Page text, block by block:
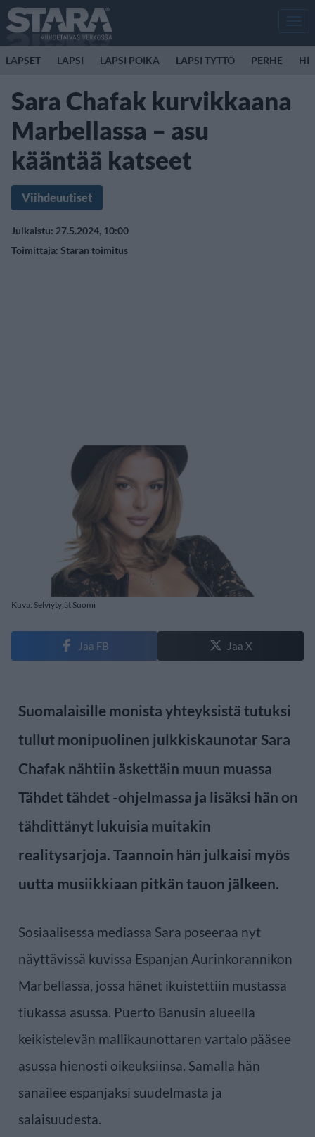
LAPSET LAPSI LAPSI POIKA LAPSI TYTTÖ PERHE
Sara Chafak kurvikkaana
Marbellassa – asu
kääntää katseet
Viihdeuutiset
Julkaistu: 27.5.2024, 10:00
Toimittaja: Staran toimitus
Kuva: Selviytyjät Suomi
Jaa FB Jaa X
Suomalaisille monista yhteyksistä tutuksi
tullut monipuolinen julkkiskaunotar Sara
Chafak nähtiin äskettäin muun muassa
Tähdet tähdet -ohjelmassa ja lisäksi hän on
tähdittänyt lukuisia muitakin
realitysarjoja. Taannoin hän julkaisi myös
uutta musiikkiaan pitkän tauon jälkeen.
Sosiaalisessa mediassa Sara poseeraa nyt
näyttävissä kuvissa Espanjan Aurinkorannikon
Marbellassa, jossa hänet ikuistettiin mustassa
tiukassa asussa. Puerto Banusin alueella
keikistelevän mallikaunottaren vartalo pääsee
asussa hienosti oikeuksiinsa. Samalla hän
sanailee espanjaksi suudelmasta ja
salaisuudesta.